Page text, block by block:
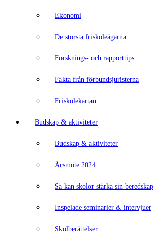
Ekonomi
De största friskoleägarna
Forsknings- och rapporttips
Fakta från förbundsjuristerna
Friskolekartan
Budskap & aktiviteter
Budskap & aktiviteter
Årsmöte 2024
Så kan skolor stärka sin beredskap
Inspelade seminarier & intervjuer
Skolberättelser